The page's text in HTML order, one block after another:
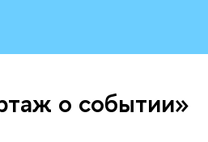
о событии»